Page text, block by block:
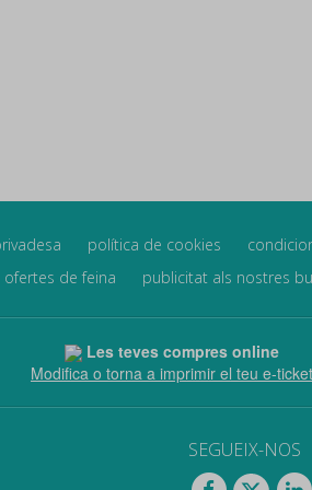
política de cookies
ofertes de feina publicitat als nostres
Les teves compres online
Modifica o torna a imprimir el teu e-ticket
SEGUEIX-NOS